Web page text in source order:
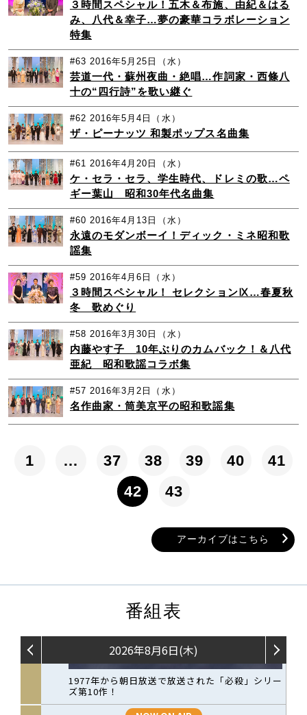
３時間スペシャル！五木＆布施、由紀＆はる
み、八代＆幸子…夢の豪華コラボレーション
特集
#63 2016年5月25日（水）
芸道一代・蘇州夜曲・絶唱…作詞家・西條八
十の“四行詩”を歌い継ぐ
#62 2016年5月4日（水）
ザ・ピーナッツ 和製ポップス名曲集
#61 2016年4月20日（水）
ケ・セラ・セラ、学生時代、ドレミの歌…ペ
ギー葉山 昭和30年代名曲集
#60 2016年4月13日（水）
永遠のモダンボーイ！ディック・ミネ昭和歌
謡集
#59 2016年4月6日（水）
３時間スペシャル！ セレクションⅨ…春夏秋
冬 歌めぐり
#58 2016年3月30日（水）
内藤やす子 10年ぶりのカムバック！＆八代
亜紀 昭和歌謡コラボ集
#57 2016年3月2日（水）
名作曲家・筒美京平の昭和歌謡集
1 … 37 38 39 40
41
42
43
アーカイブはこちら
番組表